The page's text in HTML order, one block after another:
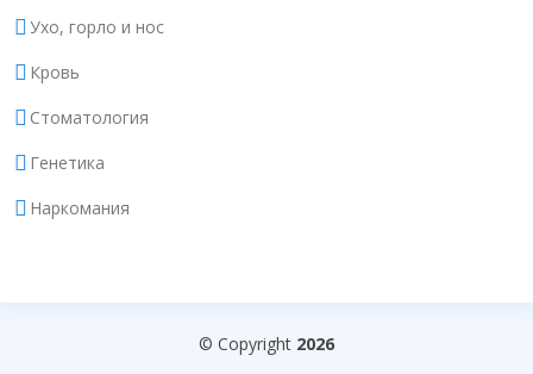
Ухо, горло и нос
Кровь
Стоматология
Генетика
Наркомания
© Copyright 2026